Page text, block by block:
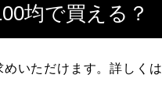
均で買える？
いただけます。詳しくは